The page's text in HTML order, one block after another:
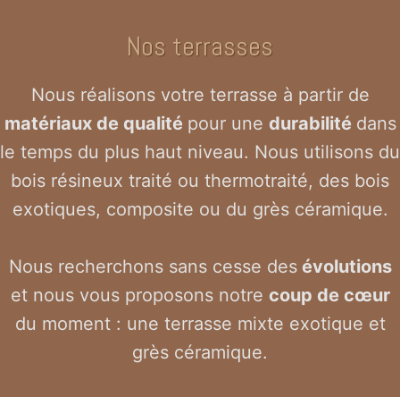
Nos terrasses
Nous réalisons votre terrasse à partir de
matériaux de qualité pour une durabilité dans
le temps du plus haut niveau. Nous utilisons du
bois résineux traité ou thermotraité, des bois
exotiques, composite ou du grès céramique.
Nous recherchons sans cesse desévolutions
et nous vous proposons notre coup de cœur
du moment : une terrasse mixte exotique et
grès céramique.